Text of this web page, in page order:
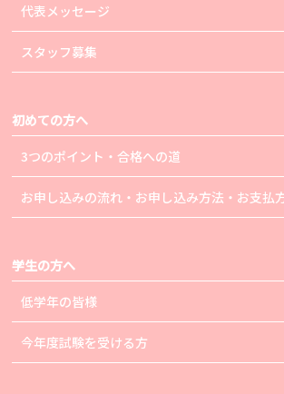
代表メッセージ
スタッフ募集
初めての方へ
3つのポイント・合格への道
お申し込みの流れ・お申し込み方法・お支払
学生の方へ
低学年の皆様
今年度試験を受ける方